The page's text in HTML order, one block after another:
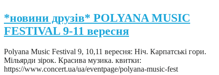
*новини друзів* POLYANA MUSIC
FESTIVAL 9-11 вересня
Polyana Music Festival 9, 10,11 вересня: Ніч. Карпатські гори.
Мільярди зірок. Красива музика. квитки:
https://www.concert.ua/ua/eventpage/polyana-music-fest